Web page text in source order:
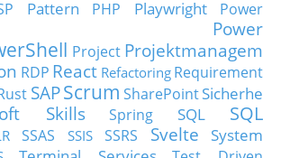
Pattern PHP Playwright
Power
Power
Project Projektmanagem
RDP React Refactoring Requirement
SAPScrum SharePointSicherhe
Skills Spring SQL
SQL
SSAS SSIS SSRS Svelte
System